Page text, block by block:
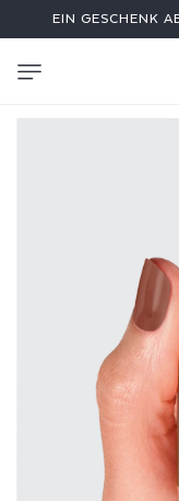
INHALT
EIN GESCHENK
N